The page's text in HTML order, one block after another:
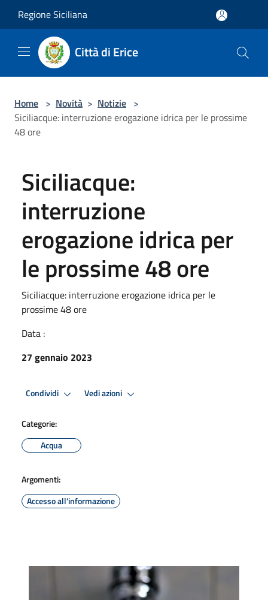
Regione Siciliana
Città di Erice
Home > Novità > Notizie >
Siciliacque: interruzione erogazione idrica per le prossime
48 ore
Siciliacque:
interruzione
erogazione idrica per
le prossime 48 ore
Siciliacque: interruzione erogazione idrica per le
prossime 48 ore
Data :
27 gennaio 2023
Condividi Vedi azioni
Categorie:
Acqua
Argomenti:
Accesso all'informazione